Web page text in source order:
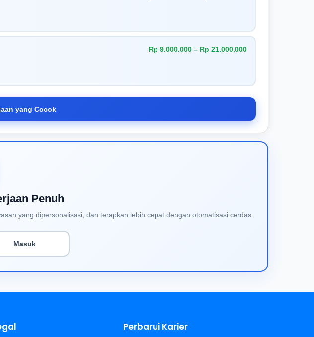
Rp 9.000.000 – Rp 21.000.000
yang Cocok
Penuh
yang dipersonalisasi, dan terapkan lebih cepat dengan otomatisasi cerdas.
Masuk
Perbarui Karier